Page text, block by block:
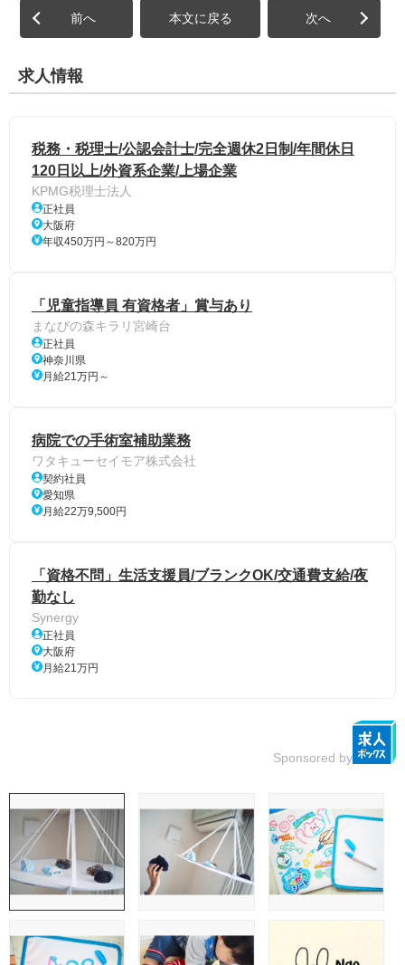
前へ 本文に戻る 次へ
求人情報
税務・税理士/公認会計士/完全週休2日制/年間休日
120日以上/外資系企業/上場企業
KPMG税理士法人
正社員
大阪府
年収450万円～820万円
「児童指導員 有資格者」賞与あり
まなびの森キラリ宮崎台
正社員
神奈川県
月給21万円～
病院での手術室補助業務
ワタキューセイモア株式会社
契約社員
愛知県
月給22万9,500円
「資格不問」生活支援員/ブランクOK/交通費支給/夜
勤なし
Synergy
正社員
大阪府
月給21万円
Sponsored by